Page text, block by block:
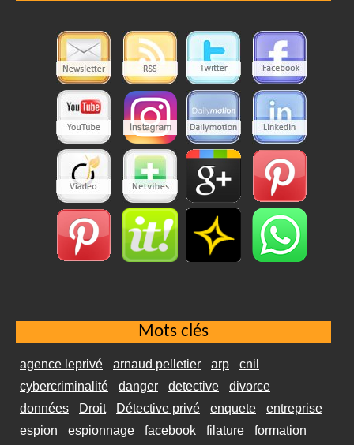
Mots clés
agence leprivé arnaud pelletier arp
cnil
cybercriminalité
danger detective
divorce
données
Droit Détective privé enquete
entreprise
espion
espionnage facebook filature
formation